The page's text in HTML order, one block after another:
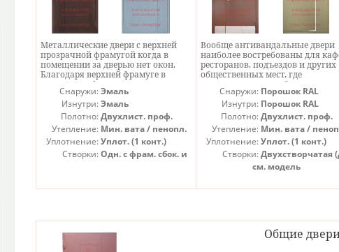
Металлические двери с верхней
прозрачной фрамугой когда в
помещении за дверью нет окон.
Благодаря верхней фрамуге в
помещение будет поступать
естественное освещение.
Снаружи:Эмаль
Изнутри:Эмаль
Полотно:Двухлист. проф.
Утепление: Мин. вата / пенопл.
Уплотнение:Уплот. (1 конт.)
Створки:Одн. с фрам. сбок. и
Вообще антивандальные двери
наиболее востребованы для
ресторанов, подъездов и других
общественных мест, где
существует риск небрежного
отношения или хулиганских
действий. Эта антивандальная
дверь защищена от рисунков на
поверхности с помощью
Антиграффити; от
других повреждений низа
и порога, а также довольно
устойчива к царапинам
особо износостойкому покрытию.
дверь очень хорошо подойдет
помещения. Вообще эта модель
главным образом
для подъезда, поэтому замок в
Снаружи: Порошок RAL
Изнутри: Порошок RAL
Полотно:Двухлист. проф.
Утепление: Мин. вата /
Уплотнение:Уплот. (1 конт.)
Створки:Двухстворчатая
см. модель
Общие